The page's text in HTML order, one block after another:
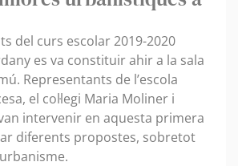
del curs escolar 2019-2020
es va constituir ahir a la sala
Representants de l’escola
el col·legi Maria Moliner i
intervenir en aquesta primera
diferents propostes, sobretot